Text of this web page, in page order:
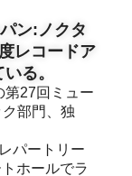
ン:ノクタ
レコードア
る。
第27回ミュー
部門、独
パートリー
ホールでラ